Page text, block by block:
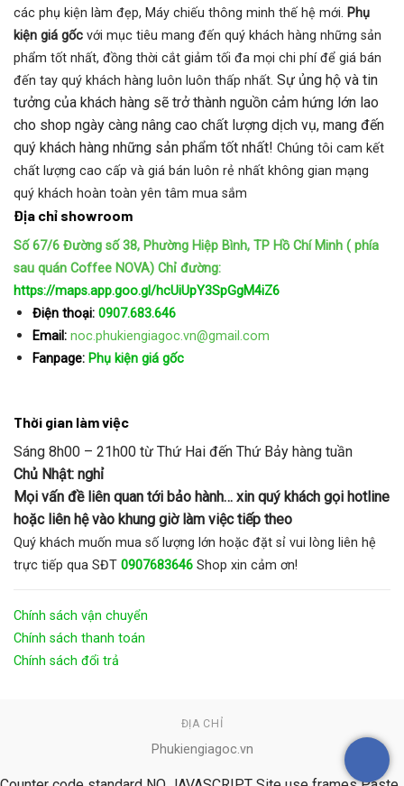
các phụ kiện làm đẹp, Máy chiếu thông minh thế hệ mới. Phụ
kiện giá gốc với mục tiêu mang đến quý khách hàng những sản
phẩm tốt nhất, đồng thời cắt giảm tối đa mọi chi phí để giá bán
đến tay quý khách hàng luôn luôn thấp nhất. Sự ủng hộ và tin
tưởng của khách hàng sẽ trở thành nguồn cảm hứng lớn lao
cho shop ngày càng nâng cao chất lượng dịch vụ, mang đến
quý khách hàng những sản phẩm tốt nhất! Chúng tôi cam kết
chất lượng cao cấp và giá bán luôn rẻ nhất không gian mạng
quý khách hoàn toàn yên tâm mua sắm
Địa chỉ showroom
Số 67/6 Đường số 38, Phường Hiệp Bình, TP Hồ Chí Minh ( phía
sau quán Coffee NOVA) Chỉ đường:
https://maps.app.goo.gl/hcUiUpY3SpGgM4iZ6
Điện thoại: 0907.683.646
Email:noc.phukiengiagoc.vn@gmail.com
Fanpage:Phụ kiện giá gốc
Thời gian làm việc
Sáng 8h00 – 21h00 từ Thứ Hai đến Thứ Bảy hàng tuần
Chủ Nhật: nghỉ
Mọi vấn đề liên quan tới bảo hành… xin quý khách gọi hotline
hoặc liên hệ vào khung giờ làm việc tiếp theo
Quý khách muốn mua số lượng lớn hoặc đặt sỉ vui lòng liên hệ
trực tiếp qua SĐT 0907683646 Shop xin cảm ơn!
Chính sách vận chuyển
Chính sách thanh toán
Chính sách đổi trả
ĐỊA CHỈ
Phukiengiagoc.vn